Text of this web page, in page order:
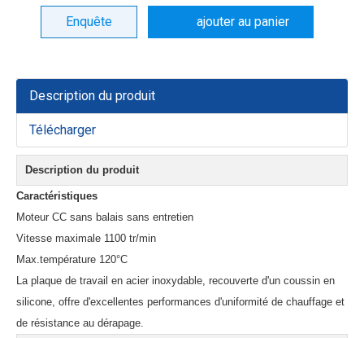
Enquête ajouter au panier
Description du produit
Télécharger
Description du produit
Caractéristiques
Moteur CC sans balais sans entretien
Vitesse maximale 1100 tr/min
Max.température 120°C
La plaque de travail en acier inoxydable, recouverte d'un coussin en
silicone, offre d'excellentes performances d'uniformité de chauffage et
de résistance au dérapage.